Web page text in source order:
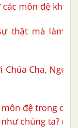
môn đệ khỏi
thật mà làm gì
Cha, Người
đệ trong
chúng ta? (Ga